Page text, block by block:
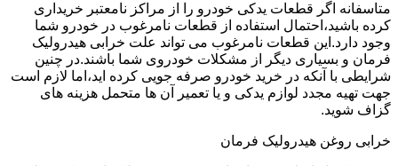
متاسفانه اگر قطعات یدکی خودرو را از مراکز نامعتبر خریداری
کرده باشید،احتمال استفاده از قطعات نامرغوب در خودرو شما
وجود دارد.این قطعات نامرغوب می تواند علت خرابی هیدرولیک
فرمان و بسیاری دیگر از مشکلات خودروی شما باشند.در چنین
شرایطی با آنکه در خرید خودرو صرفه جویی کرده اید،اما لازم است
جهت تهیه مجدد لوازم یدکی و یا تعمیر آن ها متحمل هزینه های
گزاف شوید.
خرابی روغن هیدرولیک فرمان